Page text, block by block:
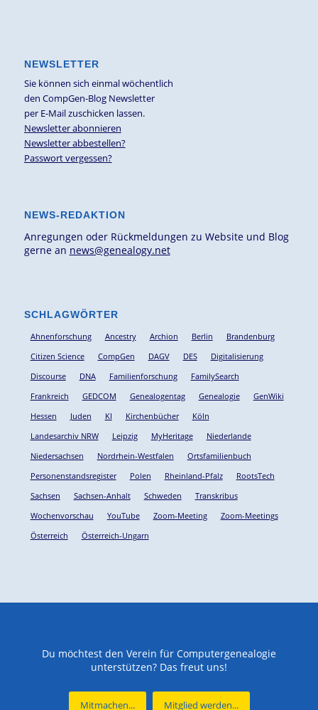
NEWSLETTER
Sie können sich einmal wöchentlich
den CompGen-Blog Newsletter
per E-Mail zuschicken lassen.
Newsletter abonnieren
Newsletter abbestellen?
Passwort vergessen?
NEWS-REDAKTION
Anregungen oder Rückmeldungen zu Website und Blog
gerne an news@genealogy.net
SCHLAGWÖRTER
Ahnenforschung Ancestry Archion Berlin
Brandenburg
Citizen Science
CompGen DAGV DES
Digitalisierung
Discourse
DNA Familienforschung
FamilySearch
Frankreich
GEDCOM Genealogentag Genealogie
GenWiki
Hessen
Juden KI Kirchenbücher
Köln
Landesarchiv NRW
Leipzig MyHeritage
Niederlande
Niedersachsen
Nordrhein-Westfalen
Ortsfamilienbuch
Personenstandsregister
Polen Rheinland-Pfalz
RootsTech
Sachsen
Sachsen-Anhalt Schweden
Transkribus
Wochenvorschau
YouTube Zoom-Meeting
Zoom-Meetings
Österreich
Österreich-Ungarn
Du möchtest den Verein für Computergenealogie
unterstützen? Das freut uns!
Mitmachen... Mitglied werden...